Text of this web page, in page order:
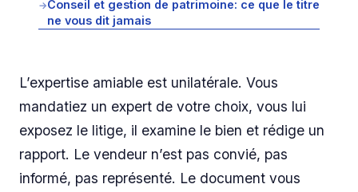
→Conseil et gestion de patrimoine: ce que le titre
ne vous dit jamais
L’expertise amiable est unilatérale. Vous
mandatiez un expert de votre choix, vous lui
exposez le litige, il examine le bien et rédige un
rapport. Le vendeur n’est pas convié, pas
informé, pas représenté. Le document vous